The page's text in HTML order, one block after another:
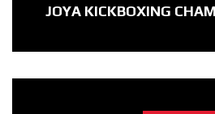
JOYA KICKBOXING